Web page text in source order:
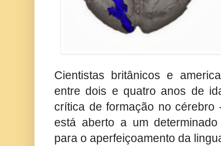
Cientistas britânicos e
entre dois e quatro anos de
crítica de formação no
está aberto a um
para o aperfeiçoamento da